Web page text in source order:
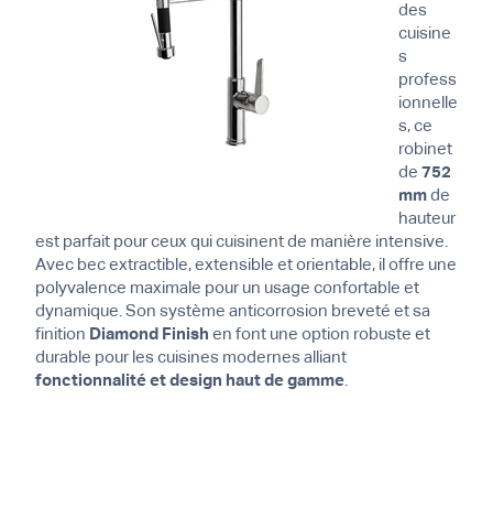
des
cuisine
s
profess
ionnelle
s, ce
robinet
de 752
mm de
hauteur
est parfait pour ceux qui cuisinent de manière intensive.
Avec bec extractible, extensible et orientable, il offre une
polyvalence maximale pour un usage confortable et
dynamique. Son système anticorrosion breveté et sa
finition Diamond Finish en font une option robuste et
durable pour les cuisines modernes alliant
fonctionnalité et design haut de gamme